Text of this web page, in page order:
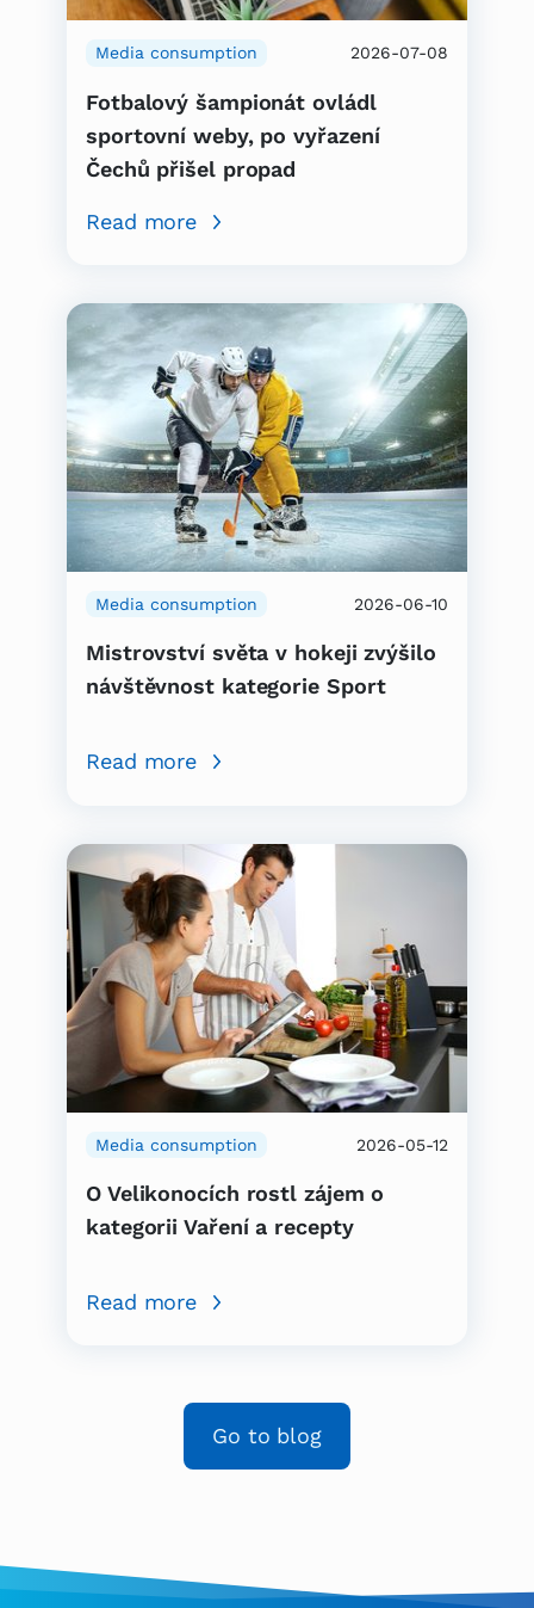
Media consumption 2026-07-08
Fotbalový šampionát ovládl
sportovní weby, po vyřazení
Čechů přišel propad
Read more
Media consumption 2026-06-10
Mistrovství světa v hokeji zvýšilo
návštěvnost kategorie Sport
Read more
Media consumption 2026-05-12
O Velikonocích rostl zájem o
kategorii Vaření a recepty
Read more
Go to blog